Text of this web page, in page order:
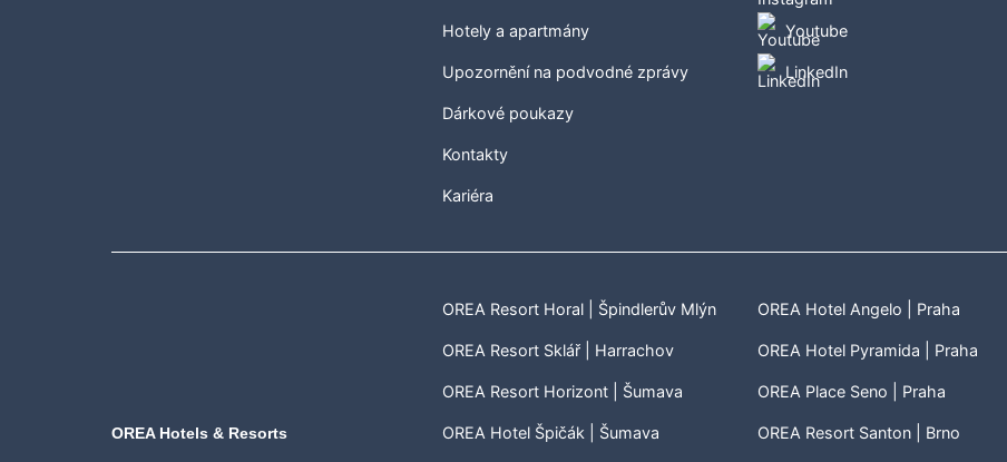
Hotely a apartmány
Upozornění na podvodné zprávy
Dárkové poukazy
Kontakty
Kariéra
Youtube
LinkedIn
OREA Hotels & Resorts
OREA Resort Horal | Špindlerův Mlýn
OREA Resort Sklář | Harrachov
OREA Resort Horizont | Šumava
OREA Hotel Špičák | Šumava
OREA Hotel Angelo | Praha
OREA Hotel Pyramida | Praha
OREA Place Seno | Praha
OREA Resort Santon | Brno